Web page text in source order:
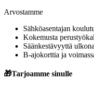
Arvostamme
Sähköasentajan
Kokemusta
Säänkestävyyttä
B-ajokorttia ja
🎁Tarjoamme sinulle